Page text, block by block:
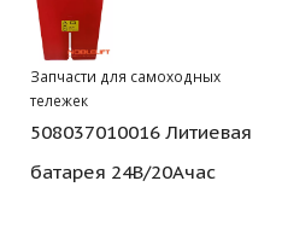
Запчасти для самоходных
тележек
508037010016 Литиевая
батарея 24В/20Ачас